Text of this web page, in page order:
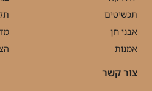
תכשיטים
אבני חן
אמנות
צור קשר